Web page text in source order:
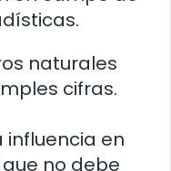
naturales
cifras.
influencia en
no debe